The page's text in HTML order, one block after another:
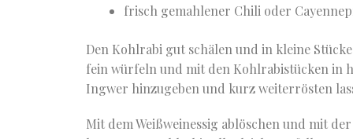
frisch gemahlener Chili oder
Den Kohlrabi gut schälen und in kleine
fein würfeln und mit den Kohlrabistücken in
Ingwer hinzugeben und kurz weiterrösten
Mit dem Weißweinessig ablöschen und mit